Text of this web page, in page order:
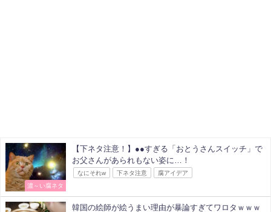
濃～い腐ネタ
【下ネタ注意！】●●すぎる「おとうさんスイッチ」で
お父さんがあられもない姿に…！
なにそれw 下ネタ注意 腐アイデア
韓国の絵師が絵うまい理由が暴論すぎてワロタｗｗｗ